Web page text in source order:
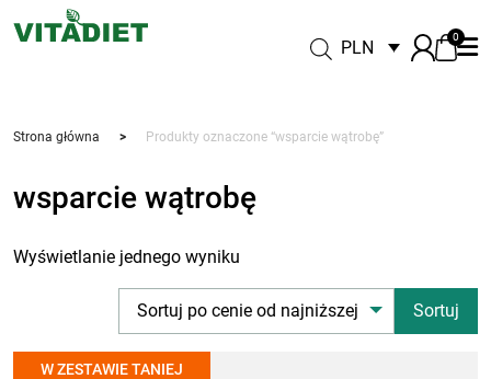
PLN
0
Strona główna > Produkty oznaczone “wsparcie wątrobę”
wsparcie wątrobę
Wyświetlanie jednego wyniku
Sortuj po cenie od najniższej
W ZESTAWIE TANIEJ